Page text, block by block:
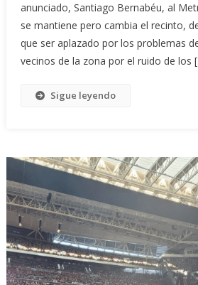
anunciado, Santiago Bernabéu, al
se mantiene pero cambia el recinto,
que ser aplazado por los problemas
vecinos de la zona por el ruido de los
Sigue leyendo